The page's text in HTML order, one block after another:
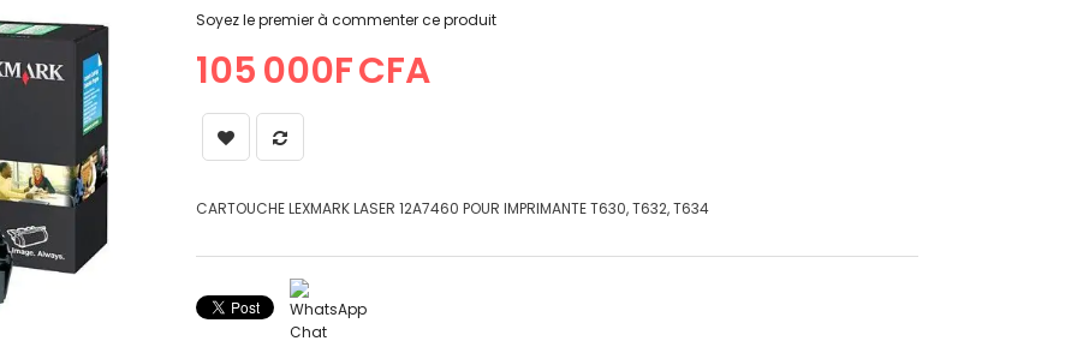
Soyez le premier à commenter ce produit
105 000F CFA
CARTOUCHE LEXMARK LASER 12A7460 POUR IMPRIMANTE T630, T632, T634
images
gallery